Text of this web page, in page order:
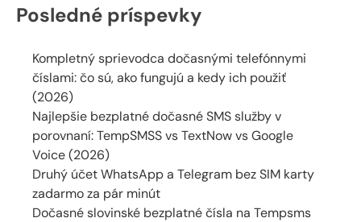
Posledné príspevky
Kompletný sprievodca dočasnými telefónnymi
číslami: čo sú, ako fungujú a kedy ich použiť
(2026)
Najlepšie bezplatné dočasné SMS služby v
porovnaní: TempSMSS vs TextNow vs Google
Voice (2026)
Druhý účet WhatsApp a Telegram bez SIM karty
zadarmo za pár minút
Dočasné slovinské bezplatné čísla na Tempsms